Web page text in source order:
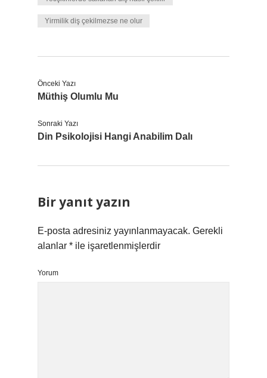
Yirmilik diş çekilmezse ne olur
Önceki Yazı
Müthiş Olumlu Mu
Sonraki Yazı
Din Psikolojisi Hangi Anabilim Dalı
Bir yanıt yazın
E-posta adresiniz yayınlanmayacak. Gerekli
alanlar * ile işaretlenmişlerdir
Yorum